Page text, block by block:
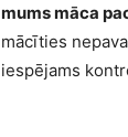
mums māca
mācīties
iespējams